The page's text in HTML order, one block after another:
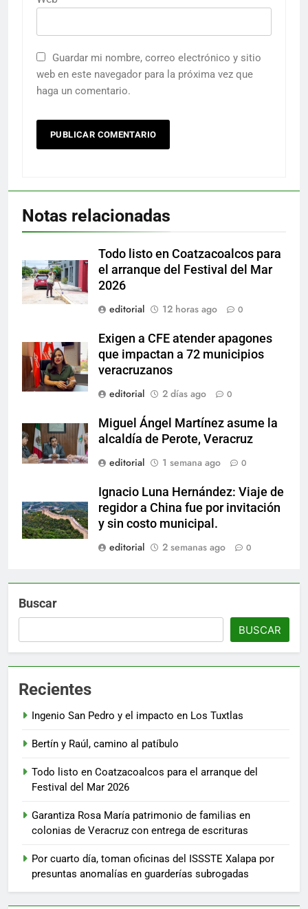
Guardar mi nombre, correo electrónico y sitio
web en este navegador para la próxima vez que
haga un comentario.
Notas relacionadas
Todo listo en Coatzacoalcos para
el arranque del Festival del Mar
2026
editorial
12 horas ago 0
Exigen a CFE atender apagones
que impactan a 72 municipios
veracruzanos
editorial
2 días ago 0
Miguel Ángel Martínez asume la
alcaldía de Perote, Veracruz
editorial
1 semana ago 0
Ignacio Luna Hernández: Viaje de
regidor a China fue por invitación
y sin costo municipal.
editorial
2 semanas ago 0
Buscar
BUSCAR
Recientes
Ingenio San Pedro y el impacto en Los Tuxtlas
Bertín y Raúl, camino al patíbulo
Todo listo en Coatzacoalcos para el arranque del
Festival del Mar 2026
Garantiza Rosa María patrimonio de familias en
colonias de Veracruz con entrega de escrituras
Por cuarto día, toman oficinas del ISSSTE Xalapa por
presuntas anomalías en guarderías subrogadas